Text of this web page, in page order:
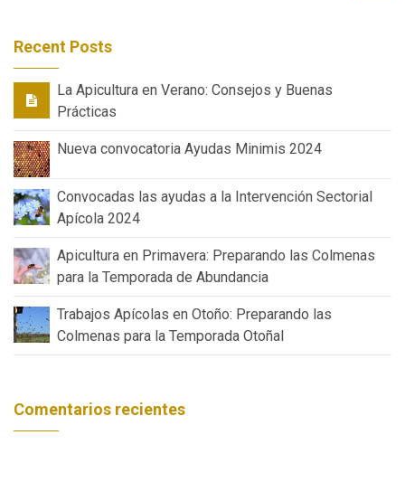
Recent Posts
La Apicultura en Verano: Consejos y Buenas
Prácticas
Nueva convocatoria Ayudas Minimis 2024
Convocadas las ayudas a la Intervención Sectorial
Apícola 2024
Apicultura en Primavera: Preparando las Colmenas
para la Temporada de Abundancia
Trabajos Apícolas en Otoño: Preparando las
Colmenas para la Temporada Otoñal
Comentarios recientes